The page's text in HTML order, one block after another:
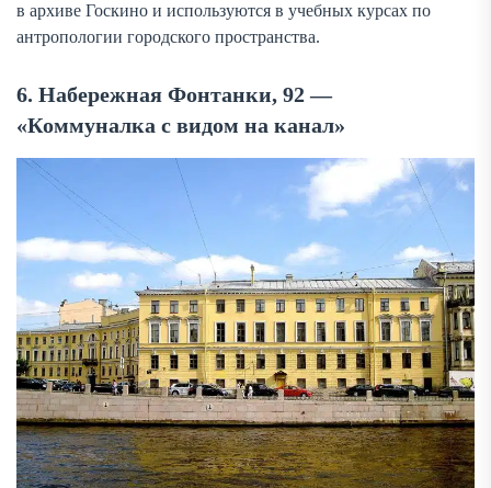
в архиве Госкино и используются в учебных курсах по
антропологии городского пространства.
6. Набережная Фонтанки, 92 —
«Коммуналка с видом на канал»